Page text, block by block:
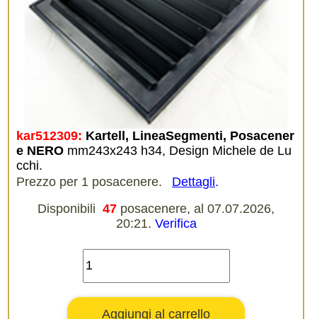
kar512309: Kartell, LineaSegmenti, Posacener
e NERO mm243x243 h34, Design Michele de Lu
cchi.
Prezzo per 1 posacenere.
Dettagli.
Disponibili 47 posacenere, al 07.07.2026,
20:21. Verifica